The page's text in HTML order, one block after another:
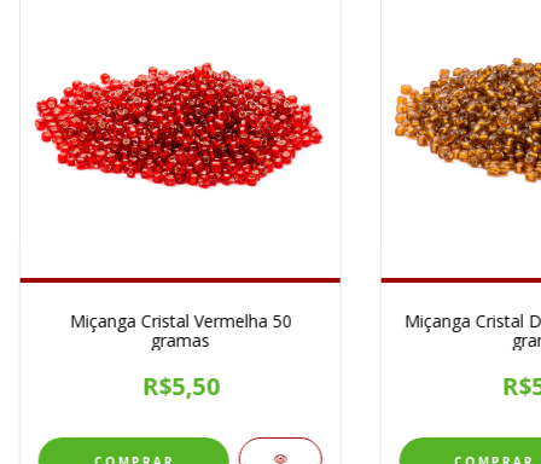
Miçanga Cristal Vermelha 50
gramas
R$5,50
Miçanga Cristal